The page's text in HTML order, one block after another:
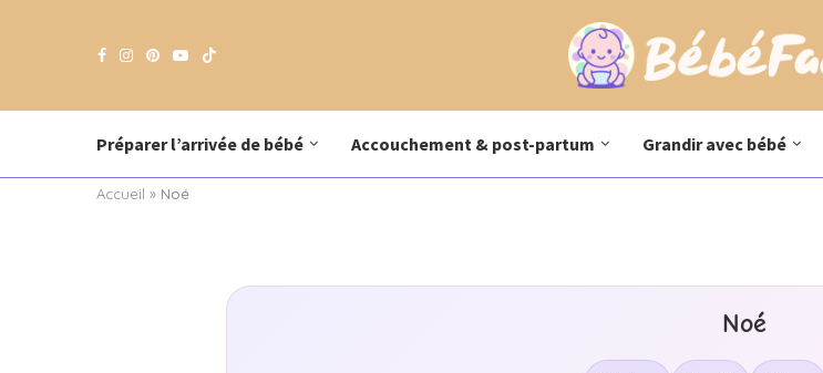
Préparer l’arrivée de bébé Accouchement & post-partum Grandir avec bébé
Accueil » Noé
Noé